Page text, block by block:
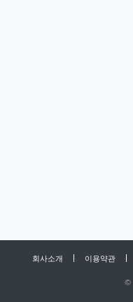
회사소개 이용약관
©